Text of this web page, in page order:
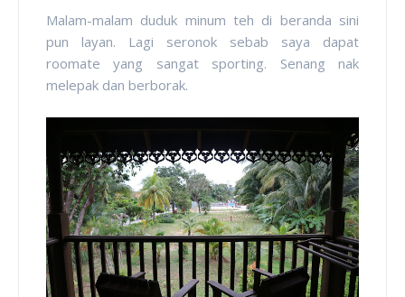
Malam-malam duduk minum teh di beranda sini
pun layan. Lagi seronok sebab saya dapat
roomate yang sangat sporting. Senang nak
melepak dan berborak.